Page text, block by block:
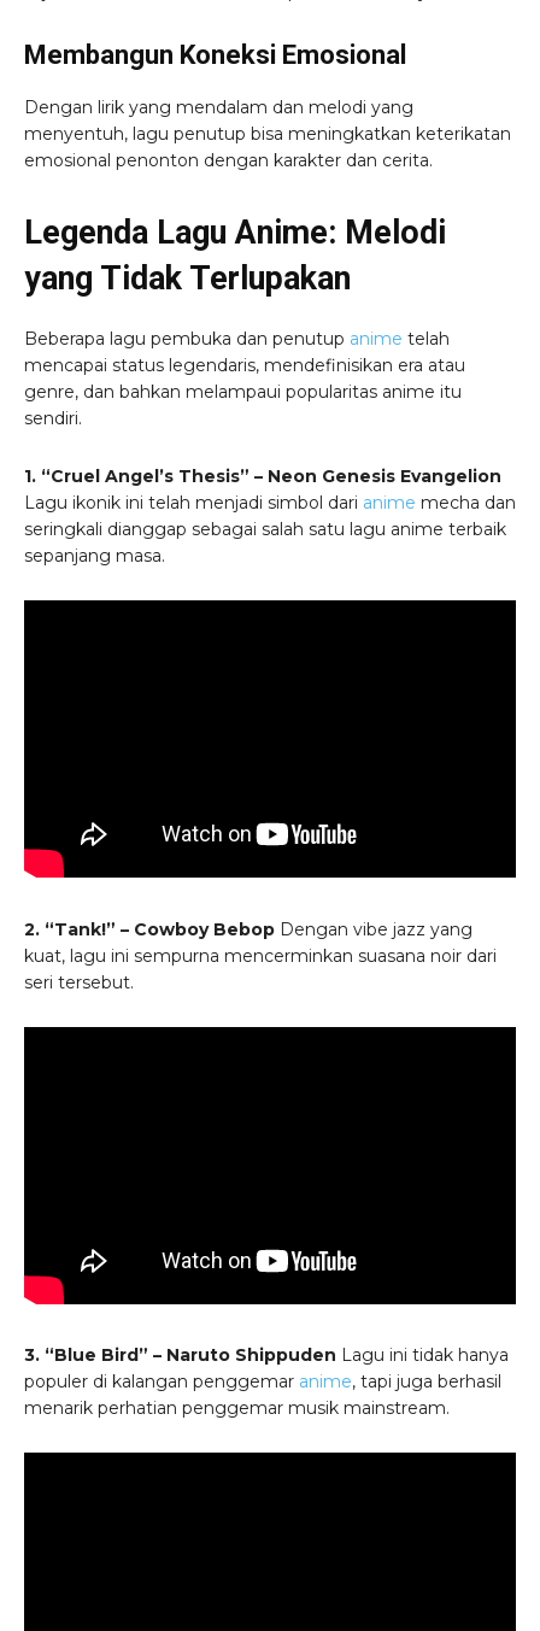
Membangun Koneksi Emosional
Dengan lirik yang mendalam dan melodi yang
menyentuh, lagu penutup bisa meningkatkan keterikatan
emosional penonton dengan karakter dan cerita.
Legenda Lagu Anime: Melodi
yang Tidak Terlupakan
Beberapa lagu pembuka dan penutup anime telah
mencapai status legendaris, mendefinisikan era atau
genre, dan bahkan melampaui popularitas anime itu
sendiri.
1. “Cruel Angel’s Thesis” – Neon Genesis Evangelion
Lagu ikonik ini telah menjadi simbol dari anime mecha dan
seringkali dianggap sebagai salah satu lagu anime terbaik
sepanjang masa.
2. “Tank!” – Cowboy Bebop Dengan vibe jazz yang
kuat, lagu ini sempurna mencerminkan suasana noir dari
seri tersebut.
3. “Blue Bird” – Naruto Shippuden Lagu ini tidak hanya
populer di kalangan penggemar anime, tapi juga berhasil
menarik perhatian penggemar musik mainstream.